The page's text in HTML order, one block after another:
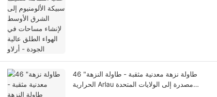
46 "طاولة نزهة معدنية مثقبة - طاولة النزهة
الحرارية Arlau مصدرة إلى الولايات المتحدة